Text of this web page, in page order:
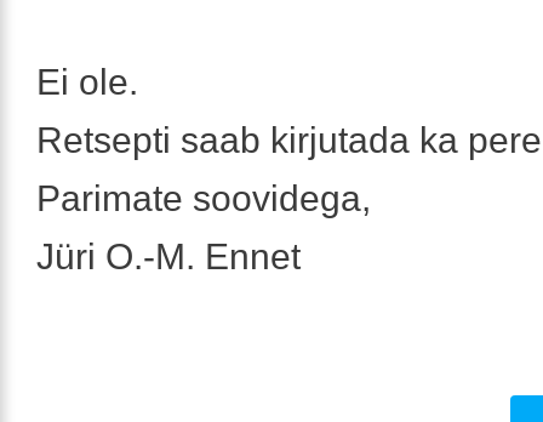
Ei ole.
Retsepti saab kirjutada ka
Parimate soovidega,
Jüri O.-M. Ennet